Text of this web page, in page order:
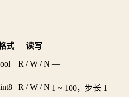
式
读写
R / W / N —
R / W / N 1 ~ 100，步长 1